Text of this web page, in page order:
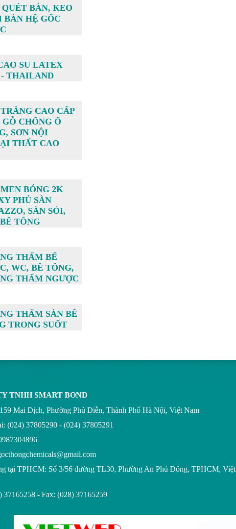
BÀN, KEO
BÀN HỆ GỐC
SU LATEX
THAILAND
CAO CẤP
GỖ CHỐNG Ố
SƠN NỘI
THẤT CAO
BÓNG 2K
PHỦ SÀN
SÀN SỎI,
TÔNG
THẤM BỂ
WC, BÊ TÔNG,
THẤM NGƯỢC
THẤM SÀN BÊ
TRONG SUỐT
TNHH SMART BOND
Mai Dịch, Phường Phú Diễn, Thành Phố Hà Nội, Việt Nam
(024) 37805290 - (024) 37805291
tại TPHCM: Số 3/56 đường TL30, Phường An Phú Đông, TPHCM, Việt
37165258 - Fax: (028) 37165259